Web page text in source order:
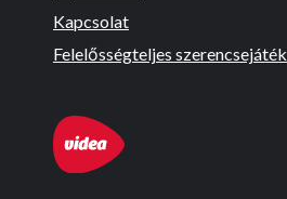
Kapcsolat
Felelősségteljes szerencsejáték